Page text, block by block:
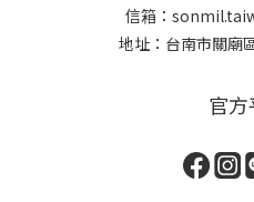
信箱：
地址：台南市關廟
官